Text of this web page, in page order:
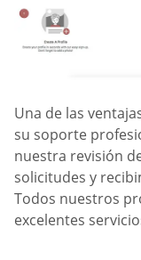
Una de las
su soporte
nuestra revisión
solicitudes y
Todos nuestros
excelentes